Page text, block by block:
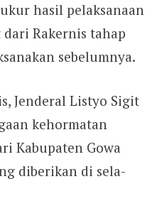
hasil pelaksanaan
Rakernis tahap
sebelumnya.
Jenderal Listyo Sigit
kehormatan
Kabupaten Gowa
diberikan di sela-